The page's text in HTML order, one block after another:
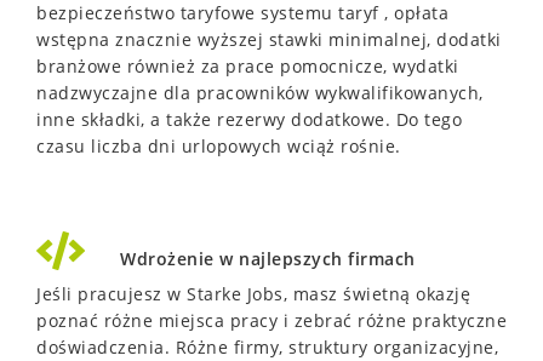
bezpieczeństwo taryfowe systemu taryf , opłata
wstępna znacznie wyższej stawki minimalnej, dodatki
branżowe również za prace pomocnicze, wydatki
nadzwyczajne dla pracowników wykwalifikowanych,
inne składki, a także rezerwy dodatkowe. Do tego
czasu liczba dni urlopowych wciąż rośnie.
Wdrożenie w najlepszych firmach
Jeśli pracujesz w Starke Jobs, masz świetną okazję
poznać różne miejsca pracy i zebrać różne praktyczne
doświadczenia. Różne firmy, struktury organizacyjne,